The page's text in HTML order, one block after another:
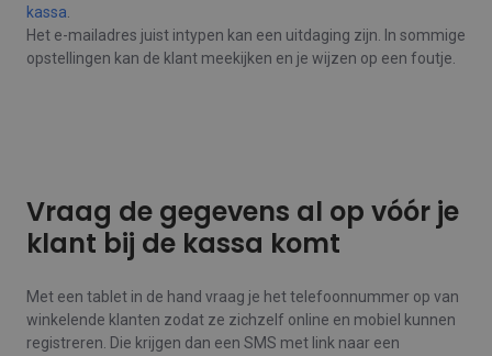
kassa
Het e-mailadres juist intypen kan een uitdaging zijn. In sommige
opstellingen kan de klant meekijken en je wijzen op een foutje.
Vraag de gegevens al op vóór je
klant bij de kassa komt
Met een tablet in de hand vraag je het telefoonnummer op van
winkelende klanten zodat ze zichzelf online en mobiel kunnen
registreren. Die krijgen dan een SMS met link naar een